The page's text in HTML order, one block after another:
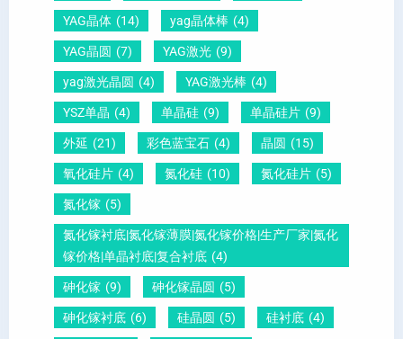
？
给
你
说
明
向
1
1
0
怎
？
晶
YAG晶体 (14) yag晶体棒 (4)
YAG晶圆 (7) YAG激光 (9)
yag激光晶圆 (4) YAG激光棒 (4)
YSZ单晶 (4) 单晶硅 (9) 单晶硅片 (9)
外延 (21) 彩色蓝宝石 (4) 晶圆 (15)
氧化硅片 (4) 氮化硅 (10) 氮化硅片 (5)
氮化镓 (5)
氮化镓衬底|氮化镓薄膜|氮化镓价格|生产厂家|氮化
镓价格|单晶衬底|复合衬底 (4)
砷化镓 (9) 砷化镓晶圆 (5)
砷化镓衬底 (6) 硅晶圆 (5) 硅衬底 (4)